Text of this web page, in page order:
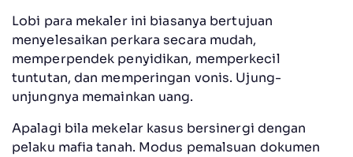
Lobi para mekaler ini biasanya bertujuan
menyelesaikan perkara secara mudah,
memperpendek penyidikan, memperkecil
tuntutan, dan memperingan vonis. Ujung-
unjungnya memainkan uang.
Apalagi bila mekelar kasus bersinergi dengan
pelaku mafia tanah. Modus pemalsuan dokumen